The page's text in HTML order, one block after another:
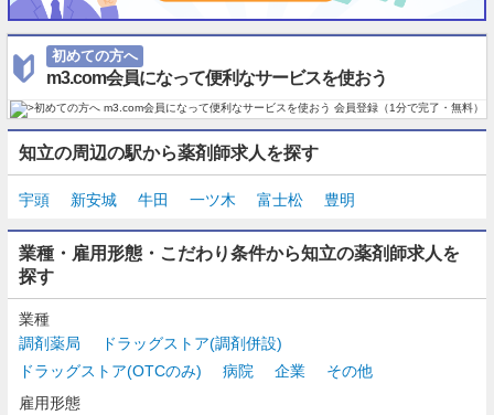
初めての方へ
m3.com会員になって便利なサービスを使おう
知立の周辺の駅から薬剤師求人を探す
宇頭 新安城 牛田 一ツ木 富士松 豊明
業種・雇用形態・こだわり条件から知立の薬剤師求人を
探す
業種
調剤薬局
ドラッグストア(調剤併設)
ドラッグストア(OTCのみ)
病院 企業
その他
雇用形態